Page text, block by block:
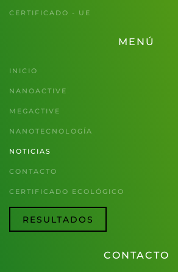
CERTIFICADO - UE
MENÚ
INICIO
NANOACTIVE
MEGACTIVE
NANOTECNOLOGÍA
NOTICIAS
CONTACTO
CERTIFICADO ECOLÓGICO
RESULTADOS
CONTACTO